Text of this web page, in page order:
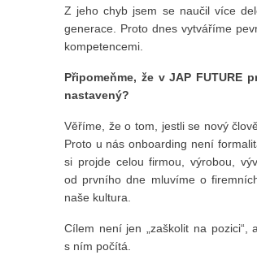
Z jeho chyb jsem se naučil více
generace. Proto dnes vytváříme
kompetencemi.
Připomeňme, že v JAP
nastavený?
Věříme, že o tom, jestli se nový
Proto u nás onboarding není
si projde celou firmou, výrobou,
od prvního dne mluvíme o
naše kultura.
Cílem není jen „zaškolit na
s ním počítá.